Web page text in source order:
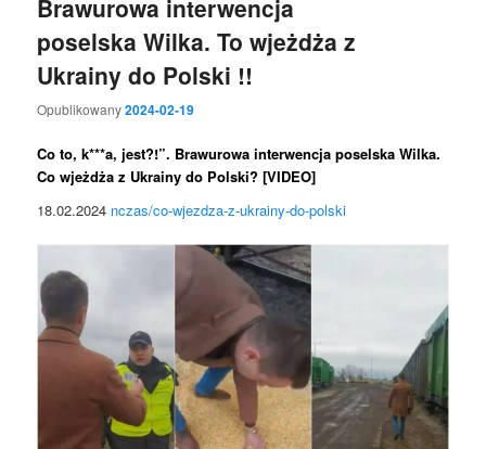
Brawurowa interwencja
poselska Wilka. To wjeżdża z
Ukrainy do Polski !!
Opublikowany2024-02-19
Co to, k***a, jest?!”. Brawurowa interwencja poselska Wilka.
Co wjeżdża z Ukrainy do Polski? [VIDEO]
18.02.2024 nczas/co-wjezdza-z-ukrainy-do-polski